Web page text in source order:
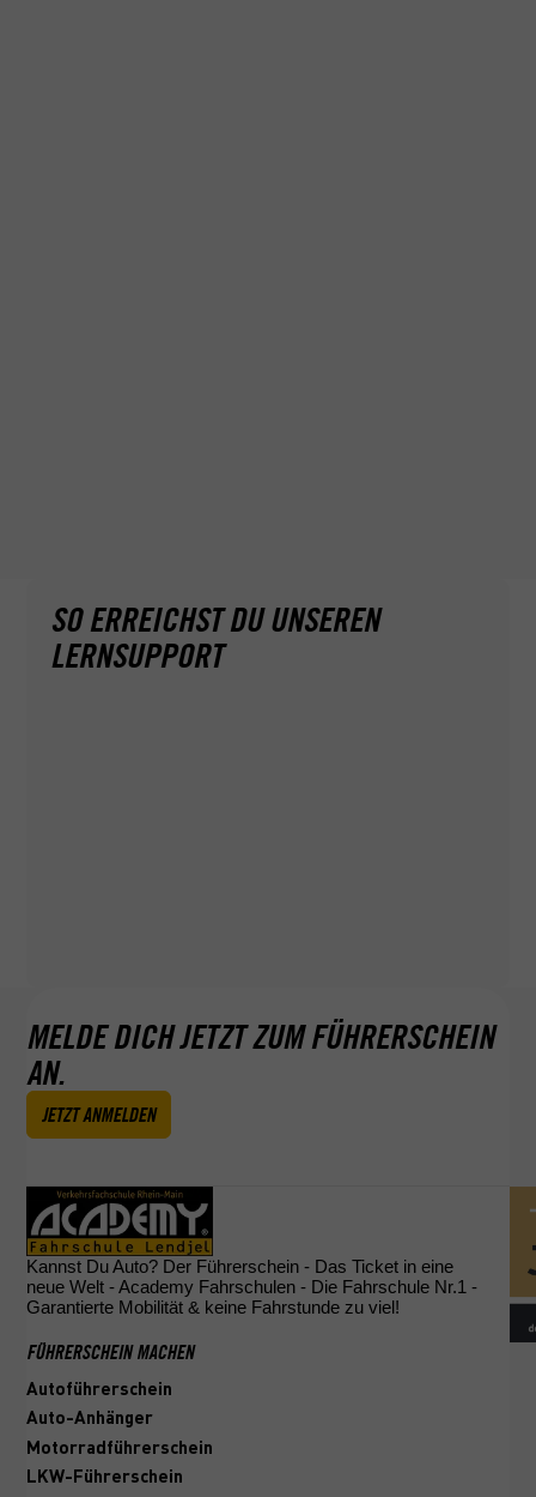
SO ERREICHST DU UNSEREN
LERNSUPPORT
MELDE DICH JETZT ZUM FÜHRERSCHEIN
AN.
JETZT ANMELDEN
Kannst Du Auto? Der Führerschein - Das Ticket in eine
neue Welt - Academy Fahrschulen - Die Fahrschule Nr.1 -
Garantierte Mobilität & keine Fahrstunde zu viel!
FÜHRERSCHEIN MACHEN
Autoführerschein
Auto-Anhänger
Motorradführerschein
LKW-Führerschein